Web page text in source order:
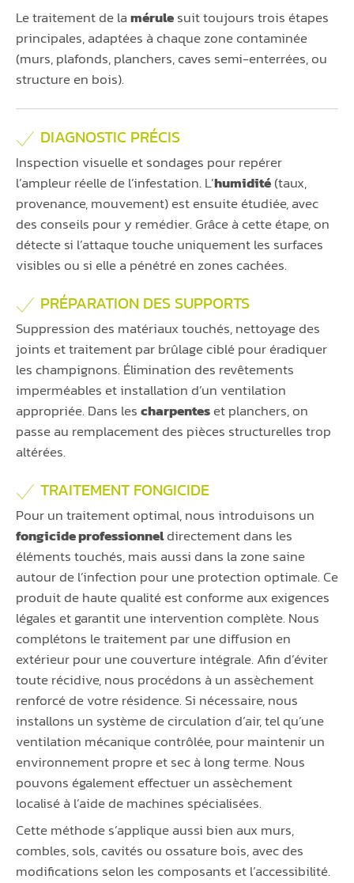
Le traitement de lamérulesuit toujours trois étapes
principales, adaptées à chaque zone contaminée
(murs, plafonds, planchers, caves semi-enterrées, ou
structure en bois).
DIAGNOSTIC PRÉCIS
Inspection visuelle et sondages pour repérer
l’ampleur réelle de l’infestation. L’humidité(taux,
provenance, mouvement) est ensuite étudiée, avec
des conseils pour y remédier. Grâce à cette étape, on
détecte si l’attaque touche uniquement les surfaces
visibles ou si elle a pénétré en zones cachées.
PRÉPARATION DES SUPPORTS
Suppression des matériaux touchés, nettoyage des
joints et traitement par brûlage ciblé pour éradiquer
les champignons. Élimination des revêtements
imperméables et installation d’un ventilation
appropriée. Dans lescharpenteset planchers, on
passe au remplacement des pièces structurelles trop
altérées.
TRAITEMENT FONGICIDE
Pour un traitement optimal, nous introduisons un
fongicide professionneldirectement dans les
éléments touchés, mais aussi dans la zone saine
autour de l’infection pour une protection optimale. Ce
produit de haute qualité est conforme aux exigences
légales et garantit une intervention complète. Nous
complétons le traitement par une diffusion en
extérieur pour une couverture intégrale. Afin d’éviter
toute récidive, nous procédons à un assèchement
renforcé de votre résidence. Si nécessaire, nous
installons un système de circulation d’air, tel qu’une
ventilation mécanique contrôlée, pour maintenir un
environnement propre et sec à long terme. Nous
pouvons également effectuer un assèchement
localisé à l’aide de machines spécialisées.
Cette méthode s’applique aussi bien aux murs,
combles, sols, cavités ou ossature bois, avec des
modifications selon les composants et l’accessibilité.